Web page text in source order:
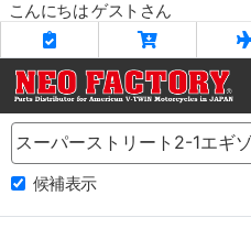
こんにちは ゲストさん
Name
候補表示